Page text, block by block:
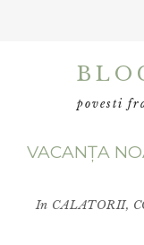
povesti
VACANȚA
In CALATORII,